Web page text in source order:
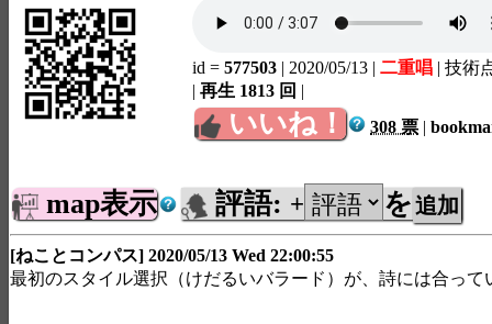
id = 577503 | 2020/05/13 | 二重唱 | 技術
| 再生 1813 回 |
いいね！ 308 票 |
map表示 評語: + を
[ねことコンパス] 2020/05/13 Wed 22:00:55
最初のスタイル選択（けだるいバラード）が、詩には合って